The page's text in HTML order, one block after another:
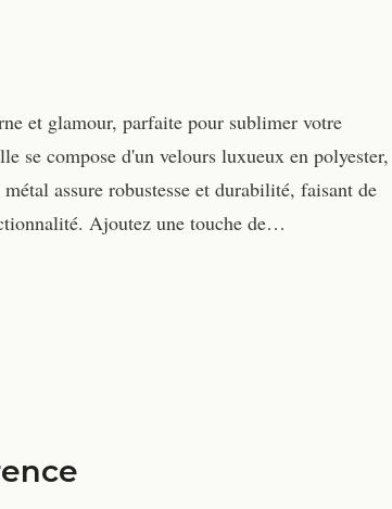
et glamour, parfaite pour sublimer votre
se compose d'un velours luxueux en polyester,
assure robustesse et durabilité, faisant de
Ajoutez une touche de…